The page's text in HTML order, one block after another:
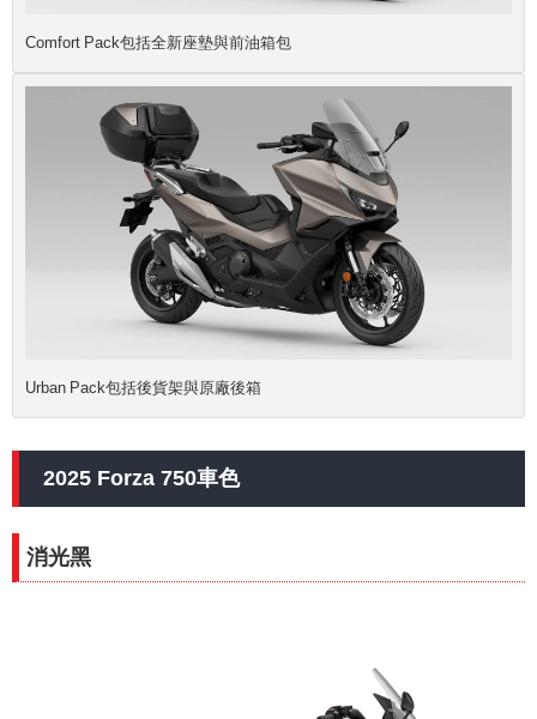
Comfort Pack包括全新座墊與前油箱包
Urban Pack包括後貨架與原廠後箱
2025 Forza 750車色
消光黑